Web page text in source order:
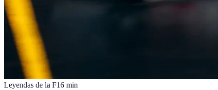
Leyendas de la F16 min